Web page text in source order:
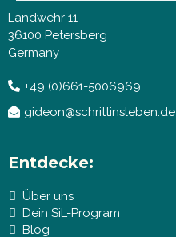
Landwehr 11
36100 Petersberg
Germany
+49 (0)661-5006969
gideon@schrittinsleben.de
Entdecke:
Über uns
Dein SiL-Program
Blog